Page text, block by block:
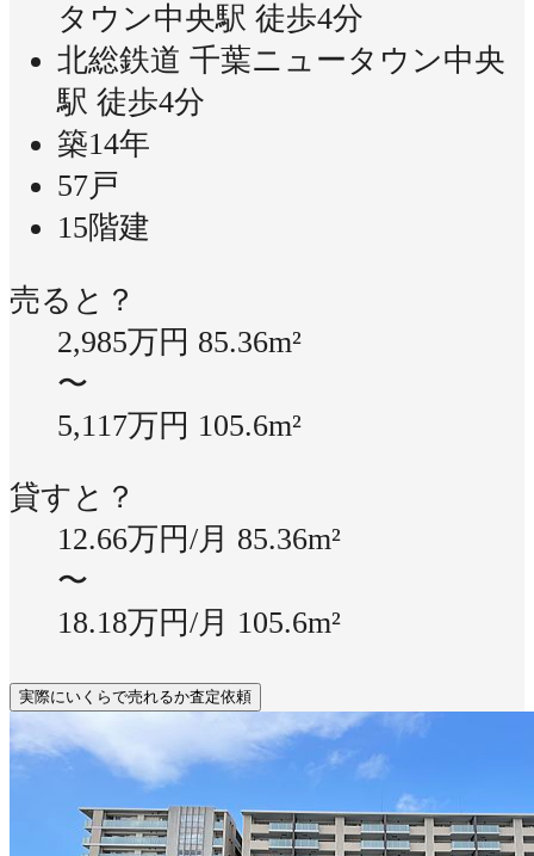
タウン中央駅 徒歩4分
北総鉄道 千葉ニュータウン中央
駅 徒歩4分
築14年
57戸
15階建
売ると？
2,985万円 85.36m²
〜
5,117万円 105.6m²
貸すと？
12.66万円/月 85.36m²
〜
18.18万円/月 105.6m²
実際にいくらで売れるか査定依頼